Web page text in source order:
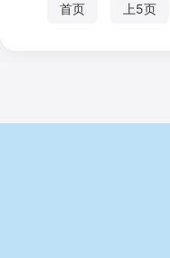
首页 上5页